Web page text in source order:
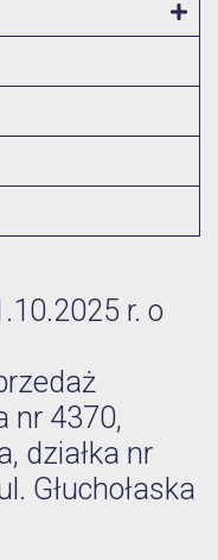
r. o
nr 4370,
działka nr
Głuchołaska